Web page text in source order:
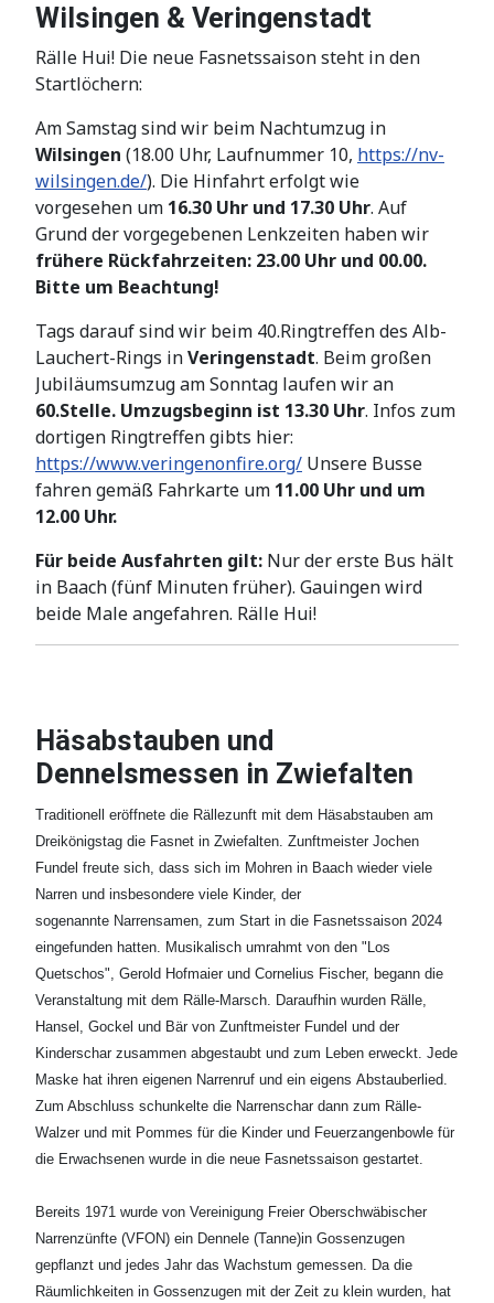
Wilsingen & Veringenstadt
Rälle Hui! Die neue Fasnetssaison steht in den
Startlöchern:
Am Samstag sind wir beim Nachtumzug in
Wilsingen (18.00 Uhr, Laufnummer 10, https://nv-
wilsingen.de/). Die Hinfahrt erfolgt wie
vorgesehen um 16.30 Uhr und 17.30 Uhr. Auf
Grund der vorgegebenen Lenkzeiten haben wir
frühere Rückfahrzeiten: 23.00 Uhr und 00.00.
Bitte um Beachtung!
Tags darauf sind wir beim 40.Ringtreffen des Alb-
Lauchert-Rings inVeringenstadt. Beim großen
Jubiläumsumzug am Sonntag laufen wir an
60.Stelle. Umzugsbeginn ist 13.30 Uhr. Infos zum
dortigen Ringtreffen gibts hier:
https://www.veringenonfire.org/ Unsere Busse
fahren gemäß Fahrkarte um 11.00 Uhr und um
12.00 Uhr.
Für beide Ausfahrten gilt: Nur der erste Bus hält
in Baach (fünf Minuten früher). Gauingen wird
beide Male angefahren. Rälle Hui!
Häsabstauben und
Dennelsmessen in Zwiefalten
Traditionell eröffnete die Rällezunft mit dem Häsabstauben am
Dreikönigstag die Fasnet in Zwiefalten. Zunftmeister Jochen
Fundel freute sich, dass sich im Mohren in Baach wieder viele
Narren und insbesondere viele Kinder, der
sogenannte Narrensamen, zum Start in die Fasnetssaison 2024
eingefunden hatten. Musikalisch umrahmt von den "Los
Quetschos", Gerold Hofmaier und Cornelius Fischer, begann die
Veranstaltung mit dem Rälle-Marsch. Daraufhin wurden Rälle,
Hansel, Gockel und Bär von Zunftmeister Fundel und der
Kinderschar zusammen abgestaubt und zum Leben erweckt. Jede
Maske hat ihren eigenen Narrenruf und ein eigens Abstauberlied.
Zum Abschluss schunkelte die Narrenschar dann zum Rälle-
Walzer und mit Pommes für die Kinder und Feuerzangenbowle für
die Erwachsenen wurde in die neue Fasnetssaison gestartet.
Bereits 1971 wurde von Vereinigung Freier Oberschwäbischer
Narrenzünfte (VFON) ein Dennele (Tanne)in Gossenzugen
gepflanzt und jedes Jahr das Wachstum gemessen. Da die
Räumlichkeiten in Gossenzugen mit der Zeit zu klein wurden, hat